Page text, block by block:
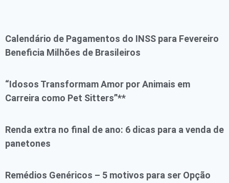
Calendário de Pagamentos do INSS para Fevereiro
Beneficia Milhões de Brasileiros
“Idosos Transformam Amor por Animais em
Carreira como Pet Sitters”**
Renda extra no final de ano: 6 dicas para a venda de
panetones
Remédios Genéricos – 5 motivos para ser Opção